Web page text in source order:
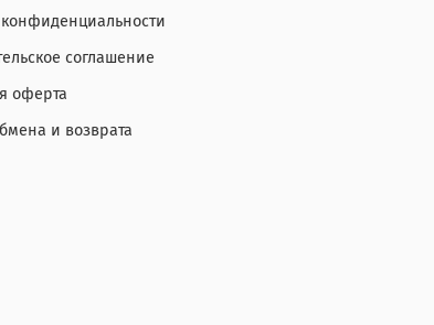
соглашение
оферта
и возврата